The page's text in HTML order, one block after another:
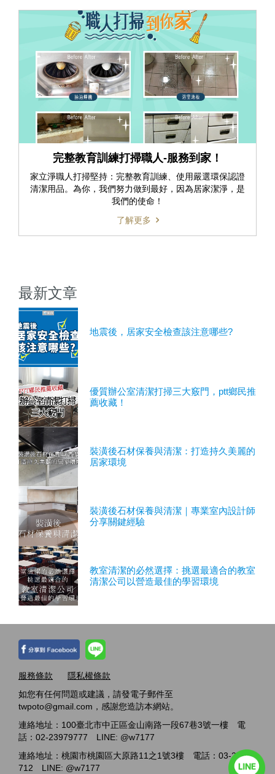
完整教育訓練打掃職人-服務到家！
家立淨職人打掃堅持：完整教育訓練、使用嚴選環保認證
清潔用品。為你，我們努力做到最好，因為居家潔淨，是
我們的使命！
了解更多
最新文章
地震後，居家安全檢查該注意哪些?
優質辦公室清潔打掃三大竅門，ptt鄉民推
薦收藏！
裝潢後石材保養與清潔：打造持久美麗的
居家環境
裝潢後石材保養與清潔｜專業室內設計師
分享關鍵經驗
教室清潔的必然選擇：挑選最適合的教室
清潔公司以營造最佳的學習環境
服務條款
隱私權條款
如您有任何問題或建議，請發電子郵件至
twpoto@gmail.com，感謝您造訪本網站。
連絡地址：100臺北市中正區金山南路一段67巷3號一樓 電
話：02-23979777 LINE: @w7177
連絡地址：桃園市桃園區大原路11之1號3樓 電話：03-2717-
712 LINE: @w7177